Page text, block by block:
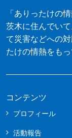
「ありったけの
茨木に住んでい
て災害などへの
たけの情熱をもっ
コンテンツ
プロフィール
活動報告